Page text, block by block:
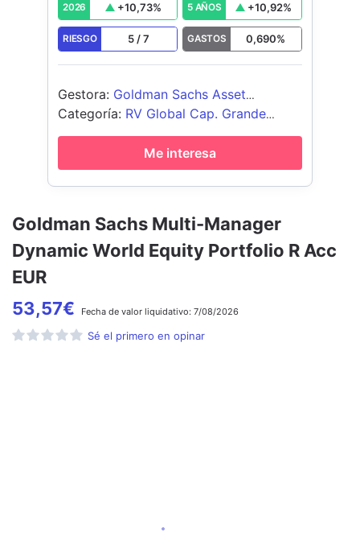
Goldman Sachs Multi-Manager
Dynamic World Equity Portfolio R Acc
EUR
53,57€ Fecha de valor liquidativo: 7/08/2026
Sé el primero en opinar
2026 +10,73% 5 AÑOS +10,92%
RIESGO 5 /7 GASTOS 0,690%
Gestora: Goldman Sachs Asset
Management B.V.
Categoría: RV Global Cap. Grande
Blend
Me interesa